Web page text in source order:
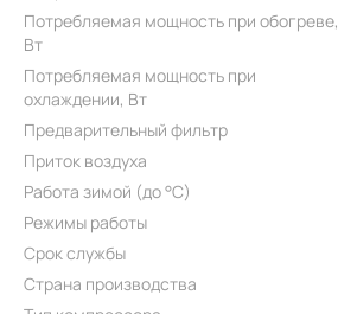
Потребляемая мощность при обогреве,
Вт
Потребляемая мощность при
охлаждении, Вт
Предварительный фильтр
Приток воздуха
Работа зимой (до °C)
Режимы работы
Срок службы
Страна производства